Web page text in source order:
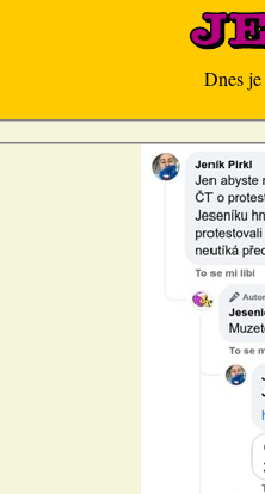
Dnes je